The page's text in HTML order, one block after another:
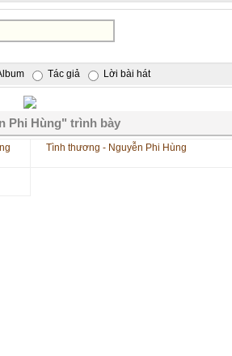
Tác giả Lời bài hát
Phi Hùng" trình bày
Tình thương - Nguyễn Phi Hùng